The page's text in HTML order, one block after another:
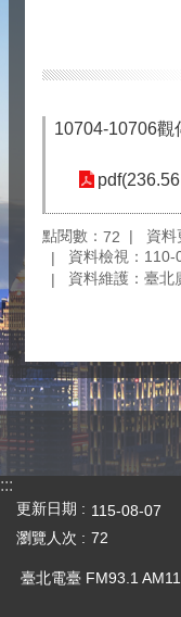
10704-10706觀
點閱數： 72
資料
資料檢視：110-
資料維護：臺北
:::
更新日期
115-08-07
瀏覽人次
72
臺北電臺 FM93.1